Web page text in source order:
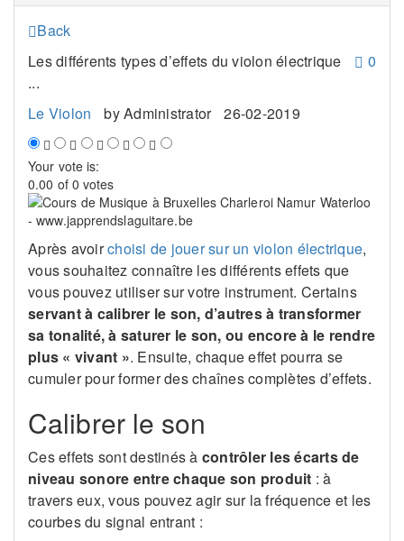
Back
0
Les différents types d’effets du violon électrique
...
Le Violon
byAdministrator 26-02-2019
Your vote is:
0.00 of 0 votes
Après avoirchoisi de jouer sur un violon électrique,
vous souhaitez connaître les différents effets que
vous pouvez utiliser sur votre instrument. Certains
servant à calibrer le son, d’autres à transformer
sa tonalité, à saturer le son, ou encore à le rendre
plus « vivant ». Ensuite, chaque effet pourra se
cumuler pour former des chaînes complètes d’effets.
Calibrer le son
Ces effets sont destinés à contrôler les écarts de
niveau sonore entre chaque son produit : à
travers eux, vous pouvez agir sur la fréquence et les
courbes du signal entrant :